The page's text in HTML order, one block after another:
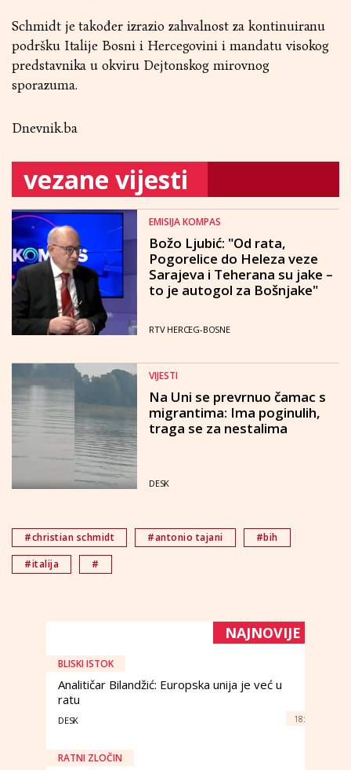
Schmidt je također izrazio zahvalnost za kontinuiranu
podršku Italije Bosni i Hercegovini i mandatu visokog
predstavnika u okviru Dejtonskog mirovnog
sporazuma.
Dnevnik.ba
vezane vijesti
EMISIJA KOMPAS
Božo Ljubić: "Od rata,
Pogorelice do Heleza veze
Sarajeva i Teherana su jake –
to je autogol za Bošnjake"
RTV HERCEG-BOSNE
VIJESTI
Na Uni se prevrnuo čamac s
migrantima: Ima poginulih,
traga se za nestalima
DESK
#christian schmidt #antonio tajani
#bih
#italija
#
NAJNOVIJE
BLISKI ISTOK
Analitičar Bilandžić: Europska unija je već u
ratu
DESK 18:
RATNI ZLOČIN